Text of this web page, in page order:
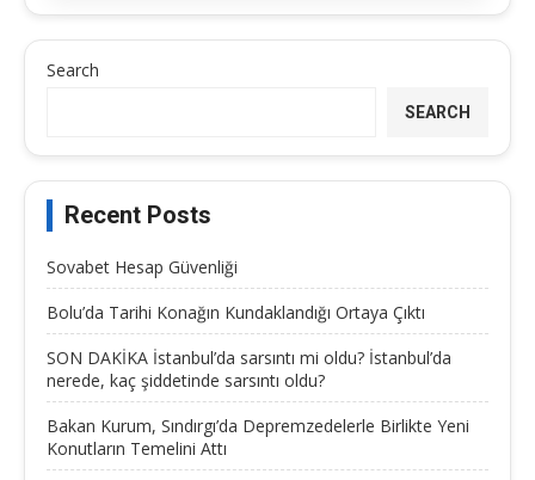
Search
SEARCH
Recent Posts
Sovabet Hesap Güvenliği
Bolu’da Tarihi Konağın Kundaklandığı Ortaya Çıktı
SON DAKİKA İstanbul’da sarsıntı mi oldu? İstanbul’da
nerede, kaç şiddetinde sarsıntı oldu?
Bakan Kurum, Sındırgı’da Depremzedelerle Birlikte Yeni
Konutların Temelini Attı